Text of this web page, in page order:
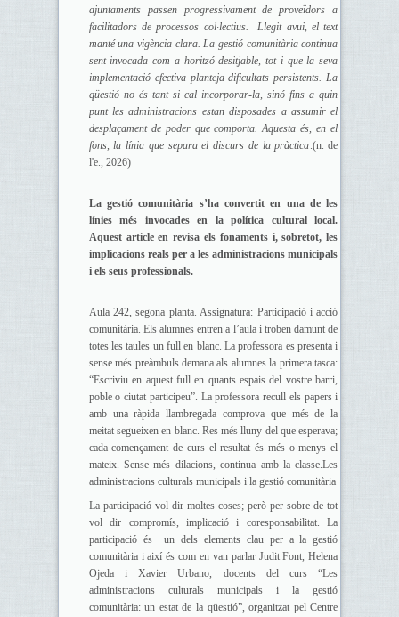
ajuntaments passen progressivament de proveïdors a
facilitadors de processos col·lectius. Llegit avui, el text
manté una vigència clara. La gestió comunitària continua
sent invocada com a horitzó desitjable, tot i que la seva
implementació efectiva planteja dificultats persistents. La
qüestió no és tant si cal incorporar-la, sinó fins a quin
punt les administracions estan disposades a assumir el
desplaçament de poder que comporta. Aquesta és, en el
fons, la línia que separa el discurs de la pràctica.(n. de
l'e., 2026)
La gestió comunitària s’ha convertit en una de les
línies més invocades en la política cultural local.
Aquest article en revisa els fonaments i, sobretot, les
implicacions reals per a les administracions municipals
i els seus professionals.
Aula 242, segona planta. Assignatura: Participació i acció
comunitària. Els alumnes entren a l’aula i troben damunt de
totes les taules un full en blanc. La professora es presenta i
sense més preàmbuls demana als alumnes la primera tasca:
“Escriviu en aquest full en quants espais del vostre barri,
poble o ciutat participeu”. La professora recull els papers i
amb una ràpida llambregada comprova que més de la
meitat segueixen en blanc. Res més lluny del que esperava;
cada començament de curs el resultat és més o menys el
mateix. Sense més dilacions, continua amb la classe.Les
administracions culturals municipals i la gestió comunitària
La participació vol dir moltes coses; però per sobre de tot
vol dir compromís, implicació i coresponsabilitat. La
participació és un dels elements clau per a la gestió
comunitària i així és com en van parlar Judit Font, Helena
Ojeda i Xavier Urbano, docents del curs “Les
administracions culturals municipals i la gestió
comunitària: un estat de la qüestió”, organitzat pel Centre